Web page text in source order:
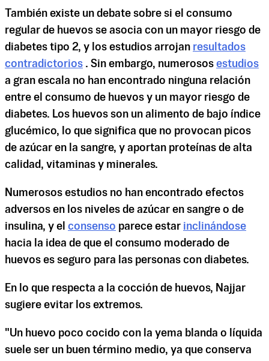
También existe un debate sobre si el consumo
regular de huevos se asocia con un mayor riesgo de
diabetes tipo 2, y los estudios arrojan resultados
contradictorios . Sin embargo, numerosos estudios
a gran escala no han encontrado ninguna relación
entre el consumo de huevos y un mayor riesgo de
diabetes. Los huevos son un alimento de bajo índice
glucémico, lo que significa que no provocan picos
de azúcar en la sangre, y aportan proteínas de alta
calidad, vitaminas y minerales.
Numerosos estudios no han encontrado efectos
adversos en los niveles de azúcar en sangre o de
insulina, y el consenso parece estar inclinándose
hacia la idea de que el consumo moderado de
huevos es seguro para las personas con diabetes.
En lo que respecta a la cocción de huevos, Najjar
sugiere evitar los extremos.
"Un huevo poco cocido con la yema blanda o líquida
suele ser un buen término medio, ya que conserva